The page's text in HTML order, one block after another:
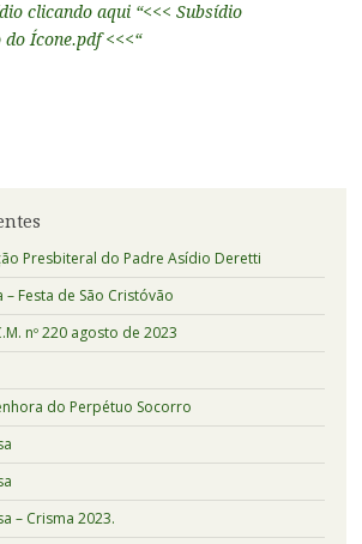
clicando aqui “<<< Subsídio
Ícone.pdf <<<“
Presbiteral do Padre Asídio Deretti
– Festa de São Cristóvão
nº 220 agosto de 2023
do Perpétuo Socorro
– Crisma 2023.